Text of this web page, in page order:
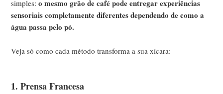
simples:o mesmo grão de café pode entregar experiências
sensoriais completamente diferentes dependendo de como a
água passa pelo pó.
Veja só como cada método transforma a sua xícara:
1. Prensa Francesa